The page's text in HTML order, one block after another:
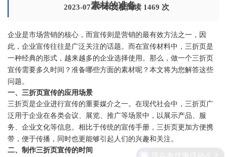
素材的准备
2023-07-27 本文被阅读 1469 次
企业是市场营销的核心，而宣传则是营销的最有效方法之一，因
此，企业宣传往往是广泛关注的话题。而在宣传材料中，三折页是
一种经典的形式，越来越多的企业选择使用。那么，做一个三折页
宣传需要多久时间？准备哪些方面的素材呢？本文将为您解答这些
问题。
一、三折页宣传的应用场景
三折页是企业进行宣传的重要媒介之一。在现代社会中，三折页广
泛用于企业在各类会议、展览、推广等场景中，以展示产品、服
务、企业文化等信息。相比于传统的宣传手册，三折页更加方便携
带，便于传播，同时也更能够引起人们的兴趣和关注。
二、制作三折页宣传的时间